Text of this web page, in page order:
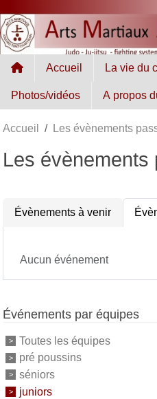
Accueil La vie du
Photos/vidéos A propos
Accueil Les évènements
Les évènements
Évènements à venir
Aucun événement
Événements par équipes
Toutes les équipes
pré poussins
séniors
juniors